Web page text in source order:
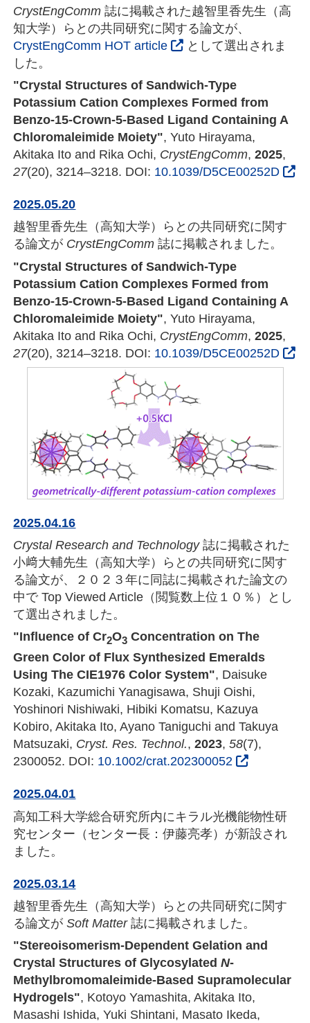
CrystEngComm 誌に掲載された越智里香先生（高
知大学）らとの共同研究に関する論文が、
CrystEngComm HOT article
として選出されま
した。
"Crystal Structures of Sandwich-Type
Potassium Cation Complexes Formed from
Benzo-15-Crown-5-Based Ligand Containing A
Chloromaleimide Moiety", Yuto Hirayama,
Akitaka Ito and Rika Ochi, CrystEngComm,2025,
27(20), 3214–3218. DOI: 10.1039/D5CE00252D
2025.05.20
越智里香先生（高知大学）らとの共同研究に関す
る論文が CrystEngComm 誌に掲載されました。
"Crystal Structures of Sandwich-Type
Potassium Cation Complexes Formed from
Benzo-15-Crown-5-Based Ligand Containing A
Chloromaleimide Moiety", Yuto Hirayama,
Akitaka Ito and Rika Ochi, CrystEngComm,2025,
27(20), 3214–3218. DOI: 10.1039/D5CE00252D
2025.04.16
Crystal Research and Technology誌に掲載された
小﨑大輔先生（高知大学）らとの共同研究に関す
る論文が、２０２３年に同誌に掲載された論文の
中で Top Viewed Article（閲覧数上位１０％）とし
て選出されました。
"Influence of Cr2O3 Concentration on The
Green Color of Flux Synthesized Emeralds
Using The CIE1976 Color System", Daisuke
Kozaki, Kazumichi Yanagisawa, Shuji Oishi,
Yoshinori Nishiwaki, Hibiki Komatsu, Kazuya
Kobiro, Akitaka Ito, Ayano Taniguchi and Takuya
Matsuzaki, Cryst. Res. Technol.,2023,58(7),
2300052. DOI: 10.1002/crat.202300052
2025.04.01
高知工科大学総合研究所内にキラル光機能物性研
究センター（センター長：伊藤亮孝）が新設され
ました。
2025.03.14
越智里香先生（高知大学）らとの共同研究に関す
る論文がSoft Matter誌に掲載されました。
"Stereoisomerism-Dependent Gelation and
Crystal Structures of GlycosylatedN-
Methylbromomaleimide-Based Supramolecular
Hydrogels", Kotoyo Yamashita, Akitaka Ito,
Masashi Ishida, Yuki Shintani, Masato Ikeda,